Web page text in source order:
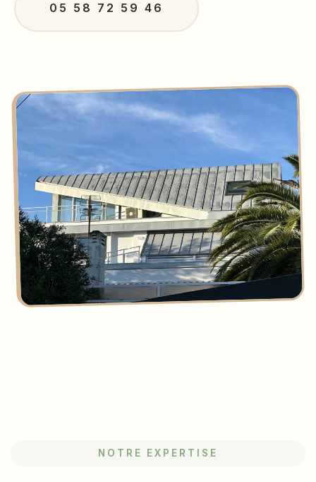
05 58 72 59 46
NOTRE EXPERTISE